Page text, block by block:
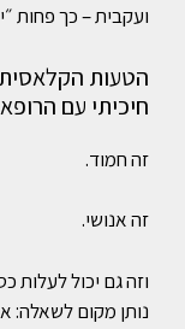
ועקבית – כך פחות
חיכיתי עם
זה חמוד.
זה אנושי.
וזה גם יכול לעלות
נותן מקום לשאלה: